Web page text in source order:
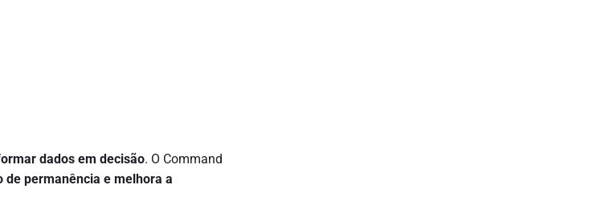
dados em decisão. O Command
permanência e melhora a